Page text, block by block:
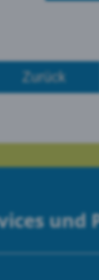
Zurück
und